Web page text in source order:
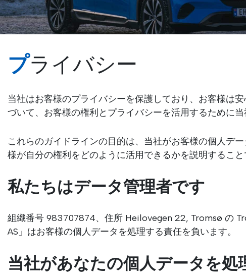
プライバシー
当社はお客様のプライバシーを保護しており、お客様は
づいて、お客様の権利とプライバシーを活用するために
これらのガイドラインの目的は、当社がお客様の個人デ
様が自分の権利をどのように活用できるかを説明すること
私たちはデータ管理者です
組織番号 983707874、住所 Heilovegen 22, Tromsø の
AS」はお客様の個人データを処理する責任を負います。
当社があなたの個人データを